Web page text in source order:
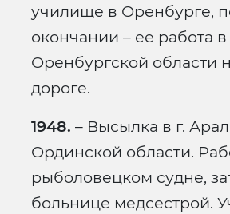
училище в Оренбурге,
окончании – ее работа в
Оренбургской области
дороге.
1948. – Высылка в г.
Ординской области.
рыболовецком судне,
больнице медсестрой.